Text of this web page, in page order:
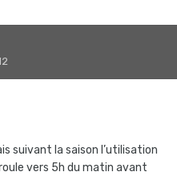
suivant la saison l’utilisation
vers 5h du matin avant